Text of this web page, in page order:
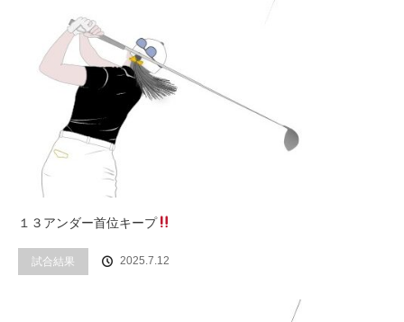
１３アンダー首位キープ
試合結果 2025.7.12